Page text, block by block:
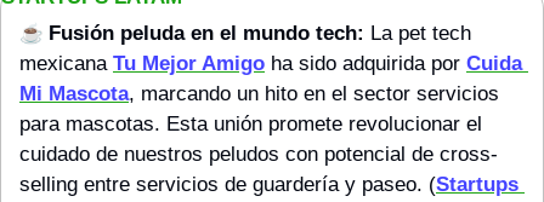
☕️ Fusión peluda en el mundo tech: La pet tech
mexicana Tu Mejor Amigo ha sido adquirida por Cuida
Mi Mascota, marcando un hito en el sector servicios
para mascotas. Esta unión promete revolucionar el
cuidado de nuestros peludos con potencial de cross-
selling entre servicios de guardería y paseo. (Startups